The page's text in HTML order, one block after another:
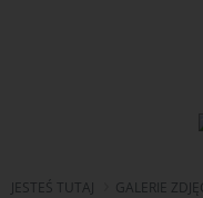
JESTEŚ TUTAJ GALERIE